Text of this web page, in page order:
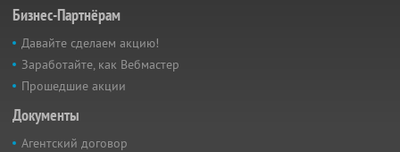
Бизнес-Партнёрам
Давайте сделаем акцию!
Заработайте, как Вебмастер
Прошедшие акции
Документы
Агентский договор